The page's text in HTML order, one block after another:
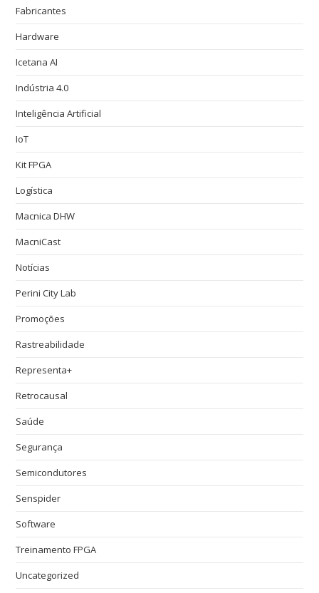
Fabricantes
Hardware
Icetana AI
Indústria 4.0
Inteligência Artificial
IoT
Kit FPGA
Logística
Macnica DHW
MacniCast
Notícias
Perini City Lab
Promoções
Rastreabilidade
Representa+
Retrocausal
Saúde
Segurança
Semicondutores
Senspider
Software
Treinamento FPGA
Uncategorized